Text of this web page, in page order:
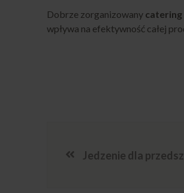
Dobrze zorganizowany catering
wpływa na efektywność całej